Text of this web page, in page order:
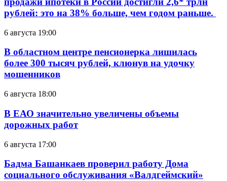
рублей: это на 38% больше, чем годом раньше.
6 августа 19:00
В областном центре пенсионерка лишилась
более 300 тысяч рублей, клюнув на удочку
мошенников
6 августа 18:00
В ЕАО значительно увеличены объемы
дорожных работ
6 августа 17:00
Бадма Башанкаев проверил работу Дома
социального обслуживания «Валдгеймский»